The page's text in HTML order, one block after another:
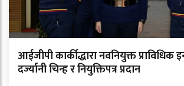
आईजीपी कार्कीद्धारा नवनियुक्त प्राविधिक
दर्ज्यानी चिन्ह र नियुक्तिपत्र प्रदान